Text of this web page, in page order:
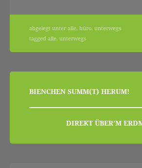
abgelegt unter alle, büro, unterwegs
tagged alle, unterwegs
beitragsnavigation
BIENCHEN SUMM(T) HERUM!
DIREKT ÜBER’M